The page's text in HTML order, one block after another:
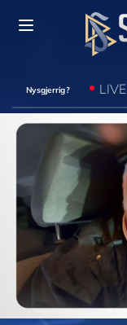
Nysgjerrig? LIVE